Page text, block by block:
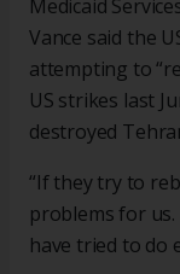
Medicaid
Vance said the
attempting to
US strikes last
destroyed
“If they try to
problems for
have tried to do